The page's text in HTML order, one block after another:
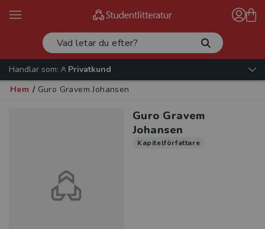
Handlar som:
Privatkund
Hem / Guro Gravem Johansen
Guro Gravem
Johansen
Kapitelförfattare